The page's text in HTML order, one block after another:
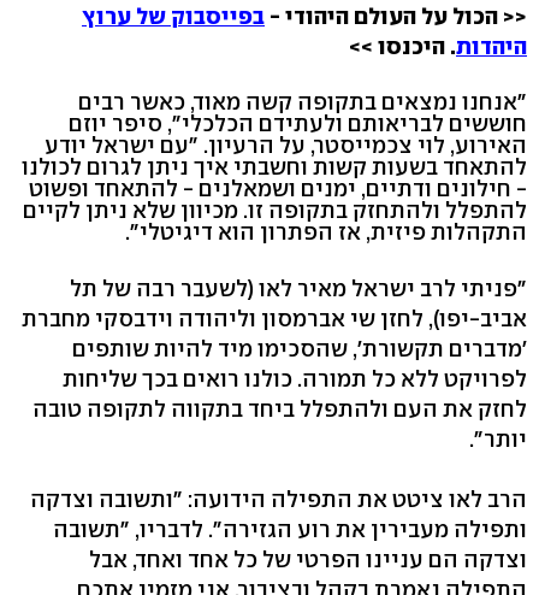
<< הכול על העולם היהודי - בפייסבוק של ערוץ
היהדות. היכנסו >>
"אנחנו נמצאים בתקופה קשה מאוד, כאשר רבים
חוששים לבריאותם ולעתידם הכלכלי", סיפר יוזם
האירוע, לוי צכמייסטר, על הרעיון. "עם ישראל יודע
להתאחד בשעות קשות וחשבתי איך ניתן לגרום לכולנו
- חילונים ודתיים, ימנים ושמאלנים - להתאחד ופשוט
להתפלל ולהתחזק בתקופה זו. מכיוון שלא ניתן לקיים
התקהלות פיזית, אז הפתרון הוא דיגיטלי".
"פניתי לרב ישראל מאיר לאו (לשעבר רבה של תל
אביב-יפו), לחזן שי אברמסון וליהודה וידבסקי מחברת
'מדברים תקשורת', שהסכימו מיד להיות שותפים
לפרויקט ללא כל תמורה. כולנו רואים בכך שליחות
לחזק את העם ולהתפלל ביחד בתקווה לתקופה טובה
יותר".
הרב לאו ציטט את התפילה הידועה: "ותשובה וצדקה
ותפילה מעבירין את רוע הגזירה". לדבריו, "תשובה
וצדקה הם עניינו הפרטי של כל אחד ואחד, אבל
התפילה נאמרת בקהל ובציבור. אני מזמין אתכם